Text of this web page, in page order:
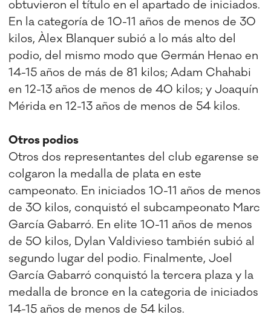
obtuvieron el título en el apartado de iniciados.
En la categoría de 10-11 años de menos de 30
kilos, Àlex Blanquer subió a lo más alto del
podio, del mismo modo que Germán Henao en
14-15 años de más de 81 kilos; Adam Chahabi
en 12-13 años de menos de 40 kilos; y Joaquín
Mérida en 12-13 años de menos de 54 kilos.
Otros podios
Otros dos representantes del club egarense se
colgaron la medalla de plata en este
campeonato. En iniciados 10-11 años de menos
de 30 kilos, conquistó el subcampeonato Marc
García Gabarró. En elite 10-11 años de menos
de 50 kilos, Dylan Valdivieso también subió al
segundo lugar del podio. Finalmente, Joel
García Gabarró conquistó la tercera plaza y la
medalla de bronce en la categoria de iniciados
14-15 años de menos de 54 kilos.